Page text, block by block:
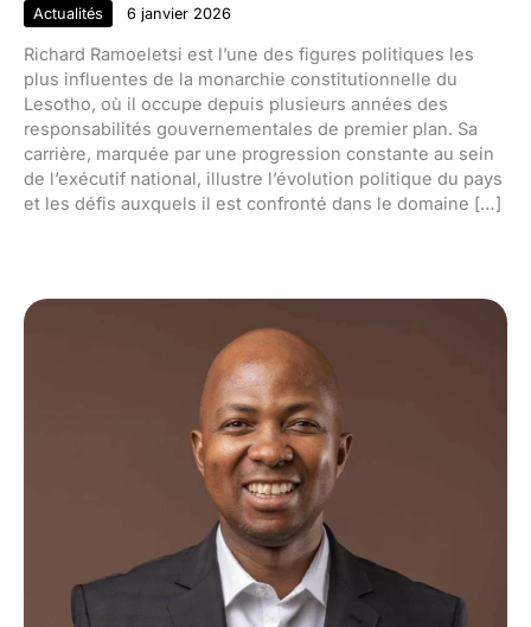
Actualités 6 janvier 2026
Richard Ramoeletsi est l’une des figures politiques les
plus influentes de la monarchie constitutionnelle du
Lesotho, où il occupe depuis plusieurs années des
responsabilités gouvernementales de premier plan. Sa
carrière, marquée par une progression constante au sein
de l’exécutif national, illustre l’évolution politique du pays
et les défis auxquels il est confronté dans le domaine […]